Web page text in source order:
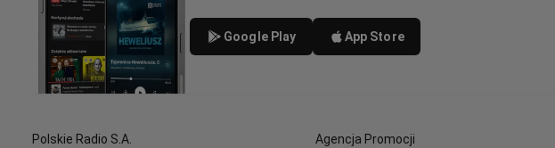
Google Play App Store
Polskie Radio S.A.
Agencja Promocji